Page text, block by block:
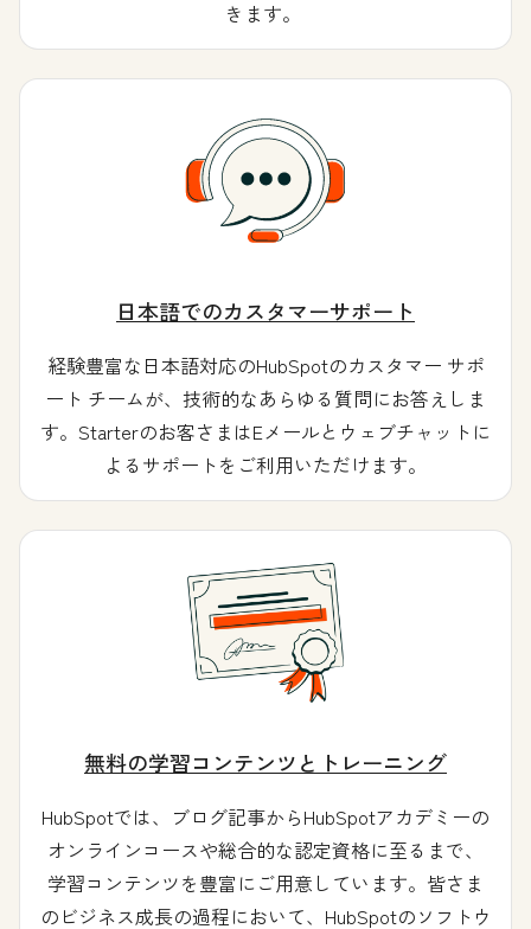
きます。
日本語でのカスタマーサポート
経験豊富な日本語対応のHubSpotのカスタマー サポ
ート チームが、技術的なあらゆる質問にお答えしま
す。Starterのお客さまはEメールとウェブチャットに
よるサポートをご利用いただけます。
無料の学習コンテンツとトレーニング
HubSpotでは、ブログ記事からHubSpotアカデミーの
オンラインコースや総合的な認定資格に至るまで、
学習コンテンツを豊富にご用意しています。皆さま
のビジネス成長の過程において、HubSpotのソフトウ